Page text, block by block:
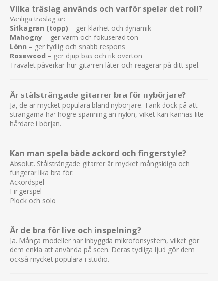
Vilka träslag används och varför spelar det roll?
Vanliga träslag är:
Sitkagran (topp) – ger klarhet och dynamik
Mahogny – ger varm och fokuserad ton
Lönn – ger tydlig och snabb respons
Rosewood – ger djup bas och rik överton
Trävalet påverkar hur gitarren låter och reagerar på ditt spel.
Är stålsträngade gitarrer bra för nybörjare?
Ja, de är mycket populära bland nybörjare. Tänk dock på att
strängarna har högre spänning än nylon, vilket kan kännas lite
hårdare i början.
Kan man spela både ackord och fingerstyle?
Absolut. Stålsträngade gitarrer är mycket mångsidiga och
fungerar lika bra för:
Ackordspel
Fingerspel
Plock och solo
Är de bra för live och inspelning?
Ja. Många modeller har inbyggda mikrofonsystem, vilket gör
dem enkla att använda på scen. Deras tydliga ljud gör dem
också mycket populära i studio.